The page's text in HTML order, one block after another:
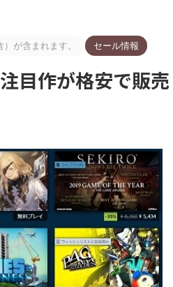
が含まれます。 セール情報
目作が格安で販売